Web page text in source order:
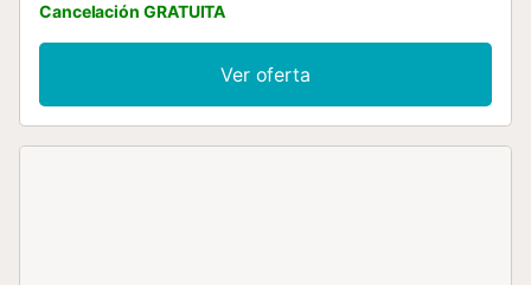
4 personas. Los servicios adicionales incluyen Wi-Fi,
televisión y toallas de playa y piscina. Este alojamiento no
dispone de: aire acondicionado. El edificio en el que se
encuentra el alojamiento dispone de ascensor. Este alquiler
de vacaciones cuenta con un balcón privado para su
Cancelación GRATUITA
Ver oferta